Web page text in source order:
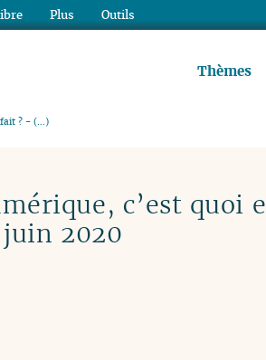
Thèmes
fait ? - (…)
c’est quoi
2020
Plus Outils